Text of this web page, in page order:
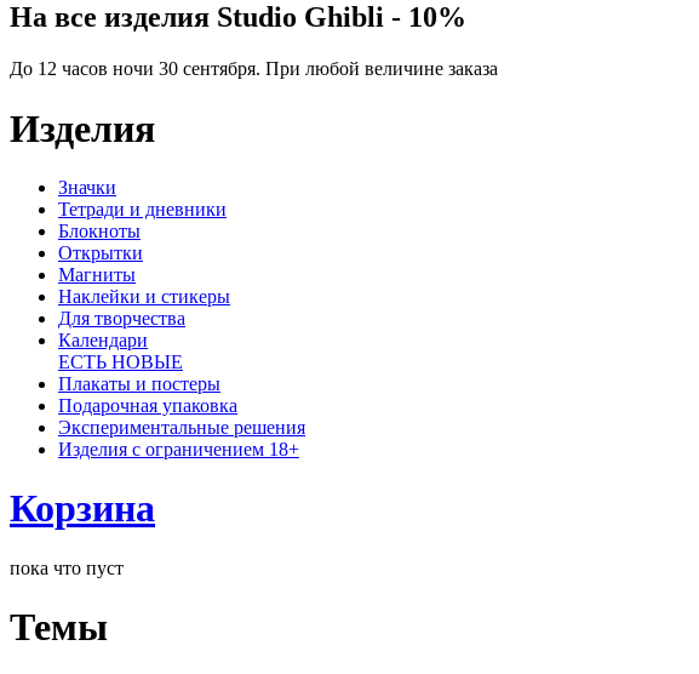
На все изделия Studio Ghibli - 10%
До 12 часов ночи 30 сентября. При любой величине заказа
Изделия
Значки
Тетради и дневники
Блокноты
Открытки
Магниты
Наклейки и стикеры
Для творчества
Календари
ЕСТЬ НОВЫЕ
Плакаты и постеры
Подарочная упаковка
Экспериментальные решения
Изделия с ограничением 18+
Корзина
пока что пуст
Темы